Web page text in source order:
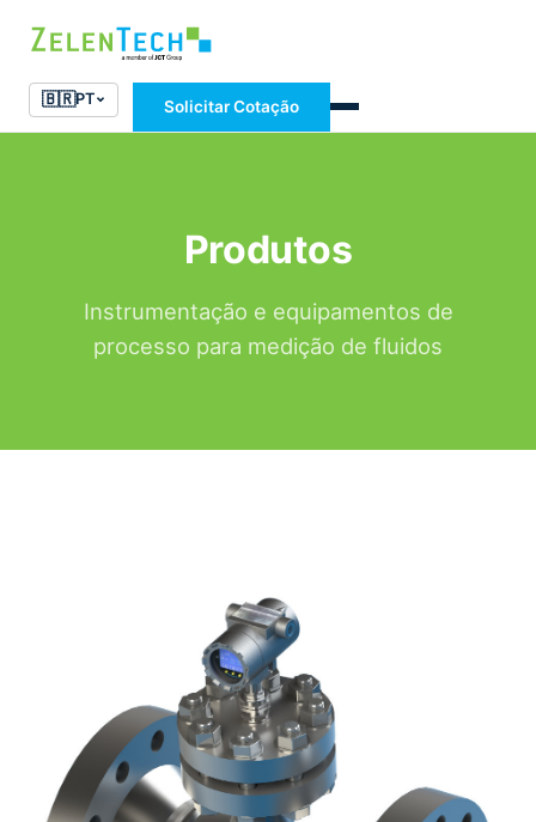
🇧🇷PT Solicitar Cotação
Produtos
Instrumentação e equipamentos de
processo para medição de fluidos